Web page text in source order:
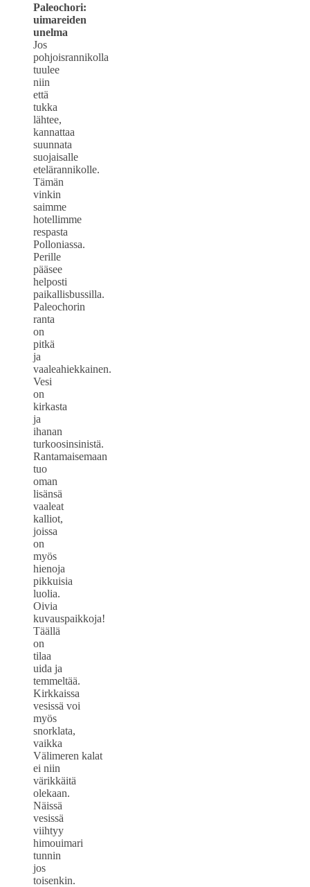
Paleochori:
uimareiden
unelma
Jos
pohjoisrannikolla
tuulee
niin
että
tukka
lähtee,
kannattaa
suunnata
suojaisalle
etelärannikolle.
Tämän
vinkin
saimme
hotellimme
respasta
Polloniassa.
Perille
pääsee
helposti
paikallisbussilla.
Paleochorin
ranta
on
pitkä
ja
vaaleahiekkainen.
Vesi
on
kirkasta
ja
ihanan
turkoosinsinistä.
Rantamaisemaan
tuo
oman
lisänsä
vaaleat
kalliot,
joissa
on
myös
hienoja
pikkuisia
luolia.
Oivia
kuvauspaikkoja!
Täällä
on
tilaa
uida ja
temmeltää.
Kirkkaissa
vesissä voi
myös
snorklata,
vaikka
Välimeren kalat
ei niin
värikkäitä
olekaan.
Näissä
vesissä
viihtyy
himouimari
tunnin
jos
toisenkin.